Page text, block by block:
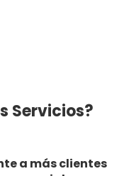
Servicios?
a más clientes